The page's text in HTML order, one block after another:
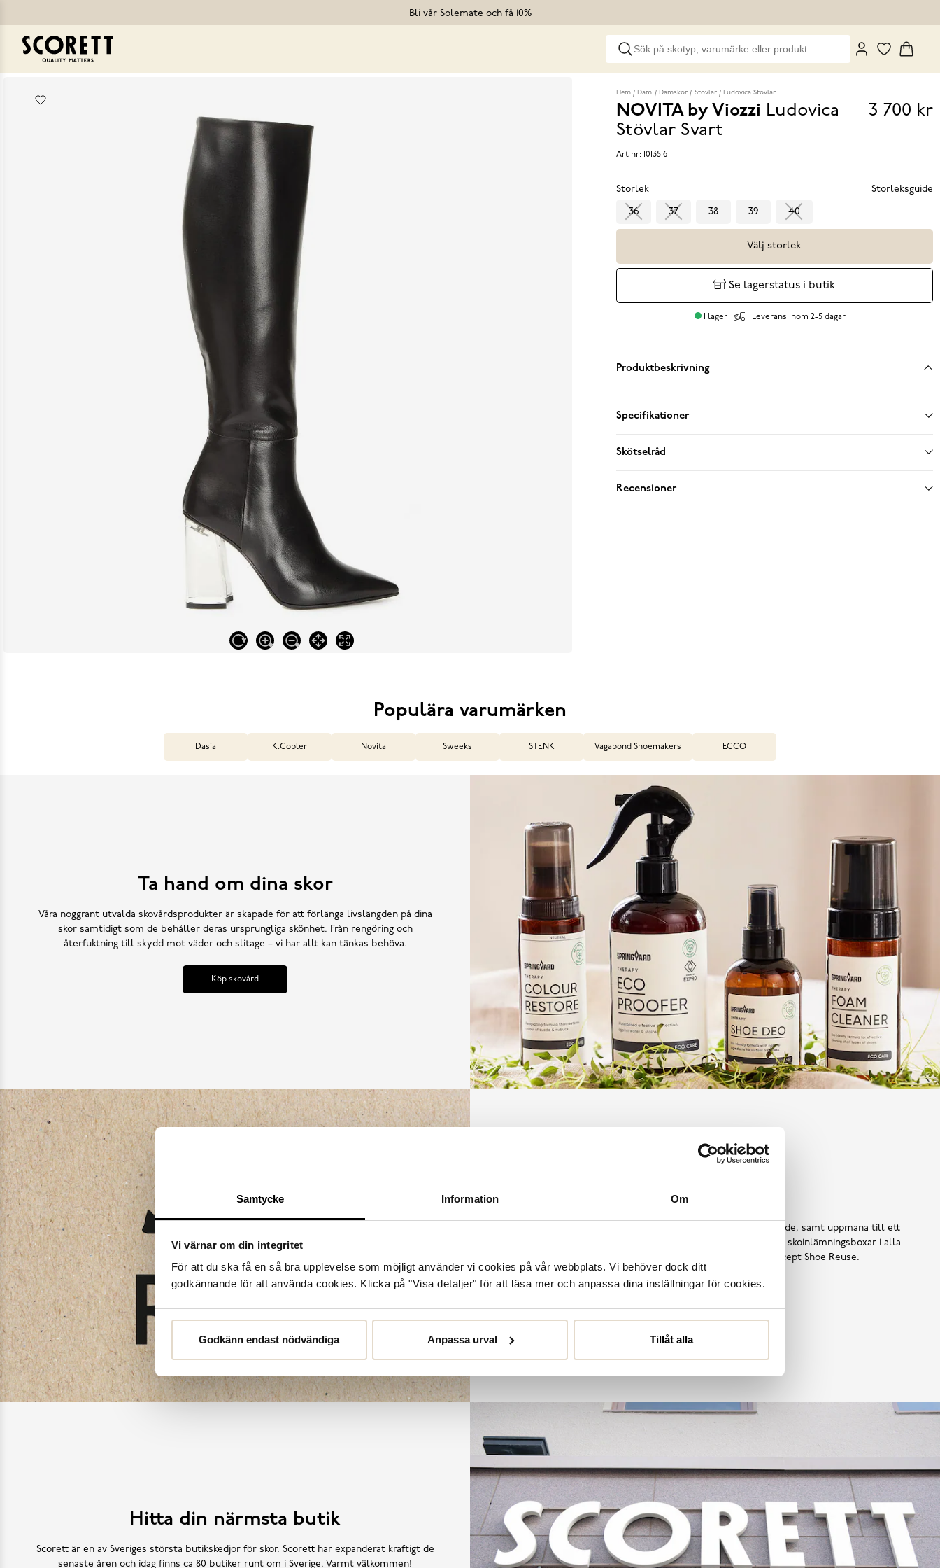
Samtycke Information Om
Vi värnar om din integritet
För att du ska få en så bra upplevelse som möjligt använder vi cookies på vår webbplats. Vi behöver dock ditt
godkännande för att använda cookies. Klicka på "Visa detaljer" för att läsa mer och anpassa dina inställningar för cookies.
Godkänn endast nödvändiga Anpassa urval Tillåt alla
Bli vår Solemate och få 10%
Hem Dam Damskor Stövlar Ludovica Stövlar
NOVITA by Viozzi Ludovica
Stövlar Svart
Pris
3 700 kr
Art nr: 1013516
Storlek Storleksguide
36 37 38 39 40
Välj storlek
Se lagerstatus i butik
I lager Leverans inom 2-5 dagar
Produktbeskrivning
Specifikationer
Skötselråd
Recensioner
Populära varumärken
Dasia K.Cobler Novita Sweeks STENK Vagabond Shoemakers ECCO
Ta hand om dina skor
Våra noggrant utvalda skovårdsprodukter är skapade för att förlänga livslängden på dina
skor samtidigt som de behåller deras ursprungliga skönhet. Från rengöring och
återfuktning till skydd mot väder och slitage – vi har allt kan tänkas behöva.
Köp skovård
Shoe Reuse
Utifrån målet att inga skor ska bli till avfall i ett för tidigt skede, samt uppmana till ett
mer hållbart synsätt på skors användning, har vi introducerat skoinlämningsboxar i alla
våra butiker. Detta är en del av vårt hållbarhetskoncept Shoe Reuse.
Hitta din närmsta butik
Scorett är en av Sveriges största butikskedjor för skor. Scorett har expanderat kraftigt de
senaste åren och idag finns ca 80 butiker runt om i Sverige. Varmt välkommen!